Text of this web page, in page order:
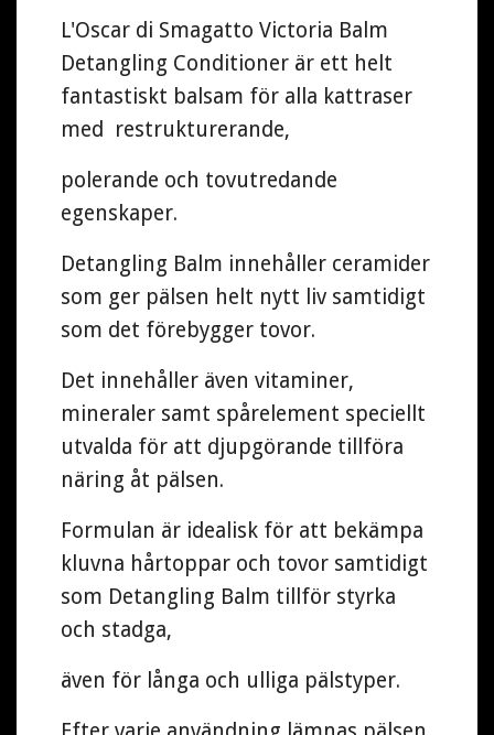
L'Oscar di Smagatto Victoria Balm
Detangling Conditioner är ett helt
fantastiskt balsam för alla kattraser
med restrukturerande,
polerande och tovutredande
egenskaper.
Detangling Balm innehåller ceramider
som ger pälsen helt nytt liv samtidigt
som det förebygger tovor.
Det innehåller även vitaminer,
mineraler samt spårelement speciellt
utvalda för att djupgörande tillföra
näring åt pälsen.
Formulan är idealisk för att bekämpa
kluvna hårtoppar och tovor samtidigt
som Detangling Balm tillför styrka
och stadga,
även för långa och ulliga pälstyper.